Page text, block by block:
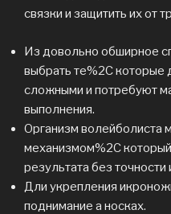
связки и защитить их от
Из довольно обширное
выбрать те%2C которые
сложными и потребуют
выполнения.
Организм волейболиста
механизмом%2C
результата без
Дли укрепления
поднимание а носках.